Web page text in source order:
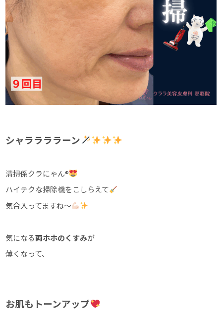
シャララララーン
清掃係クラにゃん®
ハイテクな掃除機をこしらえて
気合入ってますね～
気になる両ホホのくすみが
薄くなって、
お肌もトーンアップ